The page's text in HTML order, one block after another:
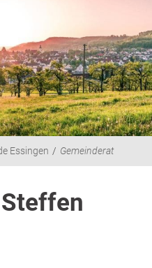
Essingen Gemeinderat